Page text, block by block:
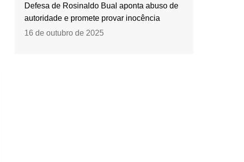
Defesa de Rosinaldo Bual aponta abuso de
autoridade e promete provar inocência
16 de outubro de 2025